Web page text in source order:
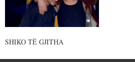
SHIKO TË GJITHA